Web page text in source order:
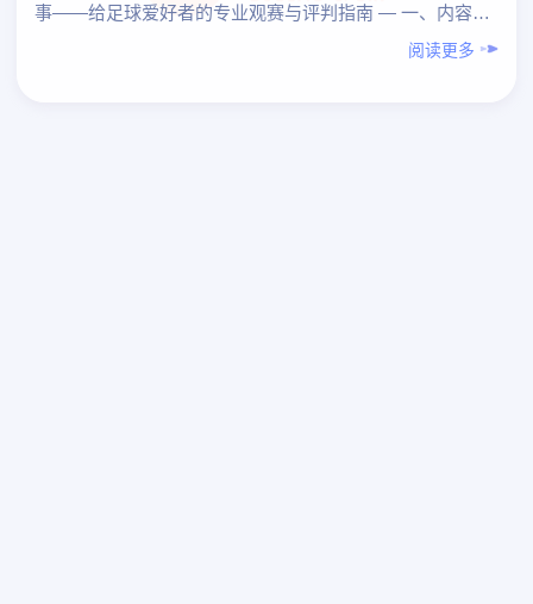
事——给足球爱好者的专业观赛与评判指南 — 一、内容总
览（先总结） 围绕“《卫报》：切尔西不满恩佐言行，
阅读更多